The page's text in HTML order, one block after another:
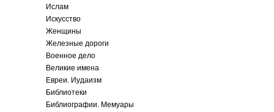
Ислам
Искусство
Женщины
Железные дороги
Военное дело
Великие имена
Евреи. Иудаизм
Библиотеки
Библиографии. Мемуары